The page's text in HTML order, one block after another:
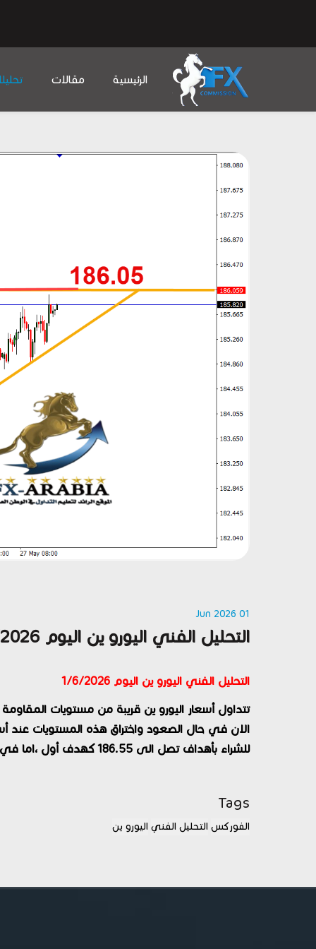
الرئيسية مقالات
01 Jun 2026
التحليل الفني اليورو ين اليوم 1/6/2026
التحليل الفني اليورو ين اليوم 1/6/2026
تتداول أسعار اليورو ين قريبة من مستويات
للشراء بأهداف تصل الى 186.55 كهدف أول ،اما في حال البقاء دون هذه المستويات فالبيع هو الاقرب.
Tags
الفوركس التحليل الفني اليورو ين